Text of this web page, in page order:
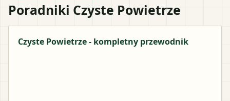
Poradniki Czyste Powietrze
Czyste Powietrze - kompletny przewodnik